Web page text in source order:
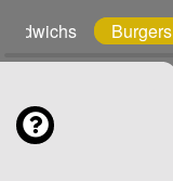
Burgers